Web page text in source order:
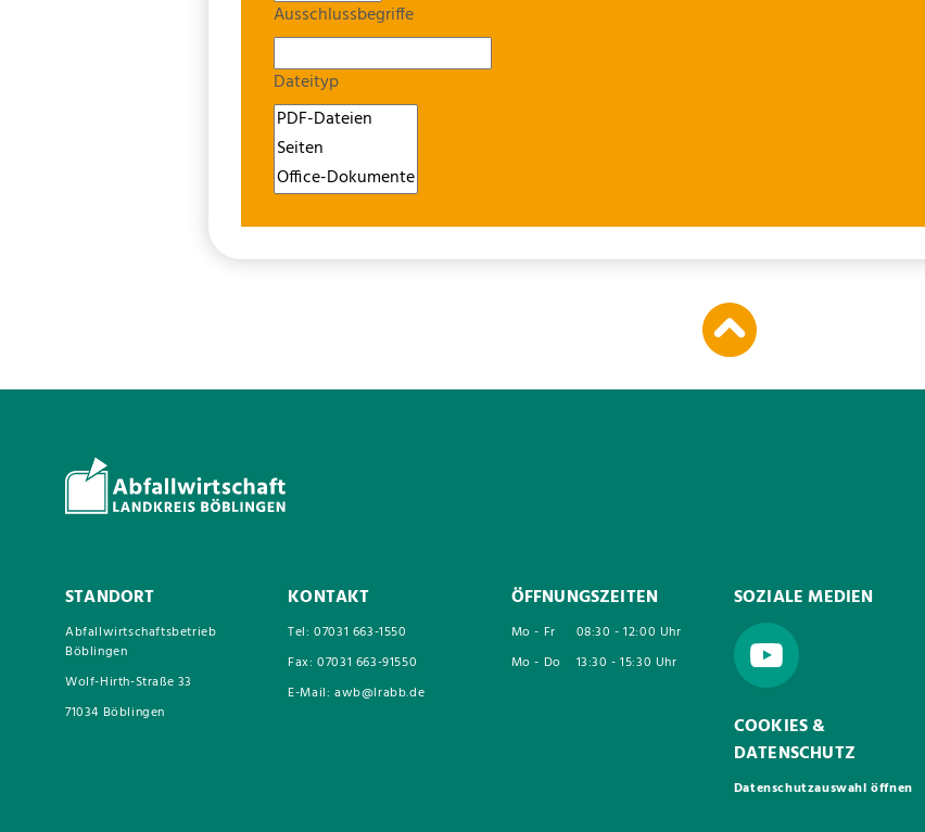
Ausschlussbegriffe
Dateityp
STANDORT
Abfallwirtschaftsbetrieb
Böblingen
Wolf-Hirth-Straße 33
71034 Böblingen
KONTAKT
Tel: 07031 663-1550
Fax: 07031 663-91550
E-Mail: awb@lrabb.de
ÖFFNUNGSZEITEN
Mo - Fr
08:30 - 12:00 Uhr
Mo - Do
13:30 - 15:30 Uhr
SOZIALE MEDIEN
COOKIES &
DATENSCHUTZ
Datenschutzauswahl öffnen